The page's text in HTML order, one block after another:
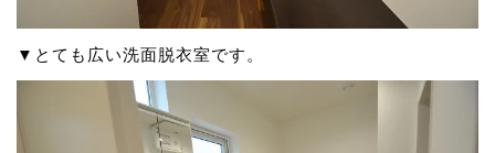
▼とても広い洗面脱衣室です。